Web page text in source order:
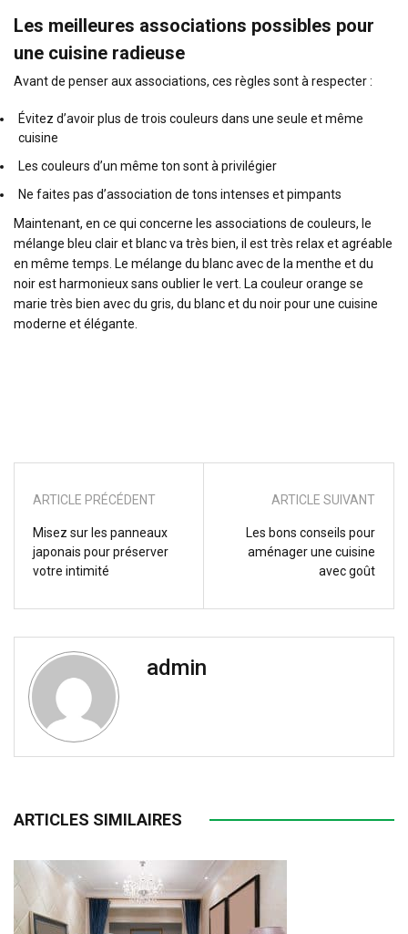
Les meilleures associations possibles pour
une cuisine radieuse
Avant de penser aux associations, ces règles sont à respecter :
Évitez d’avoir plus de trois couleurs dans une seule et même
cuisine
Les couleurs d’un même ton sont à privilégier
Ne faites pas d’association de tons intenses et pimpants
Maintenant, en ce qui concerne les associations de couleurs, le
mélange bleu clair et blanc va très bien, il est très relax et agréable
en même temps. Le mélange du blanc avec de la menthe et du
noir est harmonieux sans oublier le vert. La couleur orange se
marie très bien avec du gris, du blanc et du noir pour une cuisine
moderne et élégante.
ARTICLE PRÉCÉDENT
Misez sur les panneaux
japonais pour préserver
votre intimité
ARTICLE SUIVANT
Les bons conseils pour
aménager une cuisine
avec goût
admin
ARTICLES SIMILAIRES